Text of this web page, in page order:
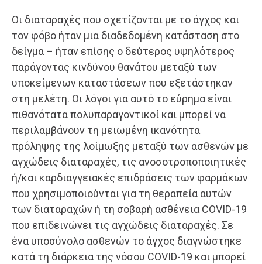
Οι διαταραχές που σχετίζονται με το άγχος και
τον φόβο ήταν μια διαδεδομένη κατάσταση στο
δείγμα – ήταν επίσης ο δεύτερος υψηλότερος
παράγοντας κινδύνου θανάτου μεταξύ των
υποκείμενων καταστάσεων που εξετάστηκαν
στη μελέτη. Οι λόγοι για αυτό το εύρημα είναι
πιθανότατα πολυπαραγοντικοί και μπορεί να
περιλαμβάνουν τη μειωμένη ικανότητα
πρόληψης της λοίμωξης μεταξύ των ασθενών με
αγχώδεις διαταραχές, τις ανοσοτροποποιητικές
ή/και καρδιαγγειακές επιδράσεις των φαρμάκων
που χρησιμοποιούνται για τη θεραπεία αυτών
των διαταραχών ή τη σοβαρή ασθένεια COVID-19
που επιδεινώνει τις αγχώδεις διαταραχές. Σε
ένα υποσύνολο ασθενών το άγχος διαγνώστηκε
κατά τη διάρκεια της νόσου COVID-19 και μπορεί